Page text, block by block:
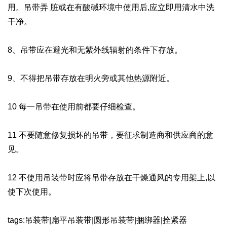
用。吊带弄 脏或在有酸碱环境中使用后,应立即用清水中洗
干净。
8、吊带应在避光和无紫外线辐射的条件下存放。
9、不得把吊带存放在明火旁或其他热源附近。
10 每一吊带在使用前都要仔细检查。
11 不要随意修复损坏的吊带，要征求制造商和供应商的意
见。
12 不使用吊装带时应将吊带存放在干燥通风的专用架上,以
使下次使用。
tags:吊装带|扁平吊装带|圆形吊装带|捆绑器|拴紧器